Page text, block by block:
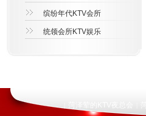
缤纷年代KTV会所
统领会所KTV娱乐